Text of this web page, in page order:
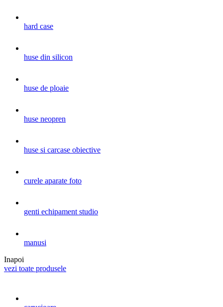
hard case
huse din silicon
huse de ploaie
huse neopren
huse si carcase obiective
curele aparate foto
genti echipament studio
manusi
Inapoi
vezi toate produsele